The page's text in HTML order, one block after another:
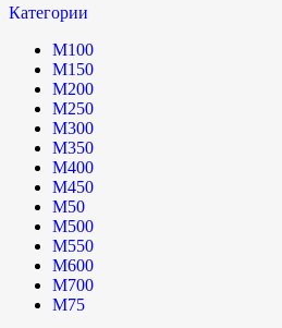
Категории
М100
М150
М200
М250
М300
М350
М400
М450
М50
М500
М550
М600
М700
М75